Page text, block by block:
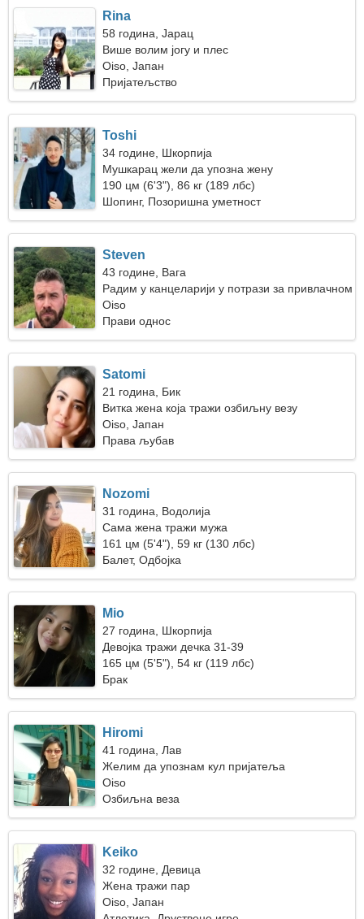
Rina
58 година, Јарац
Више волим јогу и плес
Oiso, Јапан
Пријатељство
Toshi
34 године, Шкорпија
Мушкарац жели да упозна жену
190 цм (6'3"), 86 кг (189 лбс)
Шопинг, Позоришна уметност
Steven
43 године, Вага
Радим у канцеларији у потрази за привлачном
женом
Oiso
Прави однос
Satomi
21 година, Бик
Витка жена која тражи озбиљну везу
Oiso, Јапан
Права љубав
Nozomi
31 година, Водолија
Сама жена тражи мужа
161 цм (5'4"), 59 кг (130 лбс)
Балет, Одбојка
Mio
27 година, Шкорпија
Девојка тражи дечка 31-39
165 цм (5'5"), 54 кг (119 лбс)
Брак
Hiromi
41 година, Лав
Желим да упознам кул пријатеља
Oiso
Озбиљна веза
Keiko
32 године, Девица
Жена тражи пар
Oiso, Јапан